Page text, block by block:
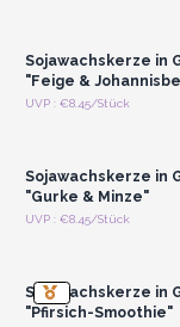
Sojawachskerze in
"Feige &
UVP : €8.45/Stück
Anmelden
Sojawachskerze in
"Gurke & Minze"
UVP : €8.45/Stück
Anmelden
Sojawachskerze in
"Pfirsich-Smoothie"